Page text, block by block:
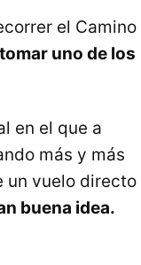
el Camino
uno de los
en el que a
más y más
un vuelo directo
buena idea.